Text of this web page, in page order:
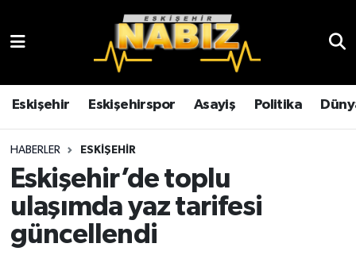
Eskişehir Eskişehirspor Asayiş Politika
HABERLER ESKIŞEHIR
Eskişehir’de toplu
ulaşımda yaz tarifesi
güncellendi
Çevre
Eğitim
Ekonomi
Eskişehir Hava Durumu
Eskişehir Trafik Yoğunluk Haritası
TFF 3.Lig 4.Grup Puan Durumu ve Fikstür
Tüm Manşetler
Son Dakika Haberleri